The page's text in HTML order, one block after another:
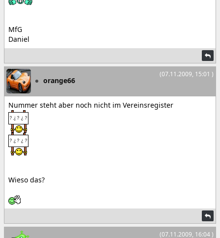
MfG
Daniel
(07.11.2009, 15:01 )
orange66
Nummer steht aber noch nicht im Vereinsregister
Wieso das?
(07.11.2009, 16:04 )